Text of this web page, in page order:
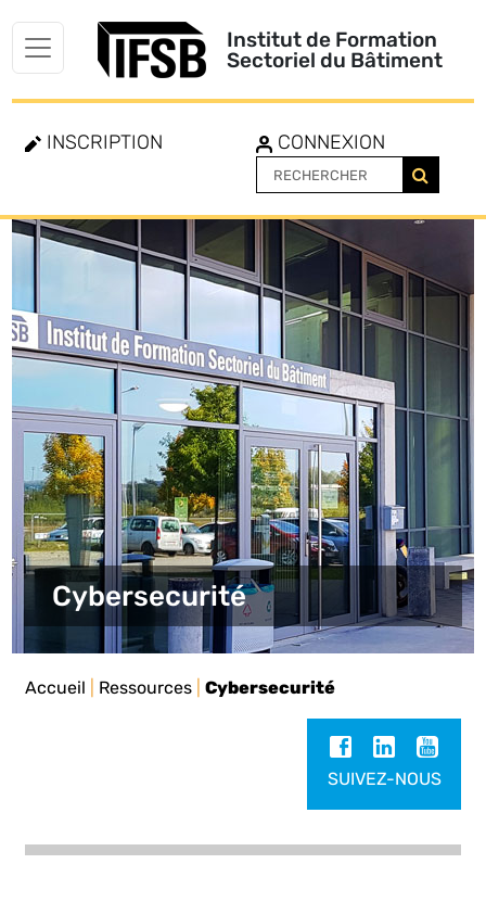
Institut de Formation
Sectoriel du Bâtiment
INSCRIPTION CONNEXION
navigation
Cybersecurité
Accueil Ressources |Cybersecurité
SUIVEZ-NOUS